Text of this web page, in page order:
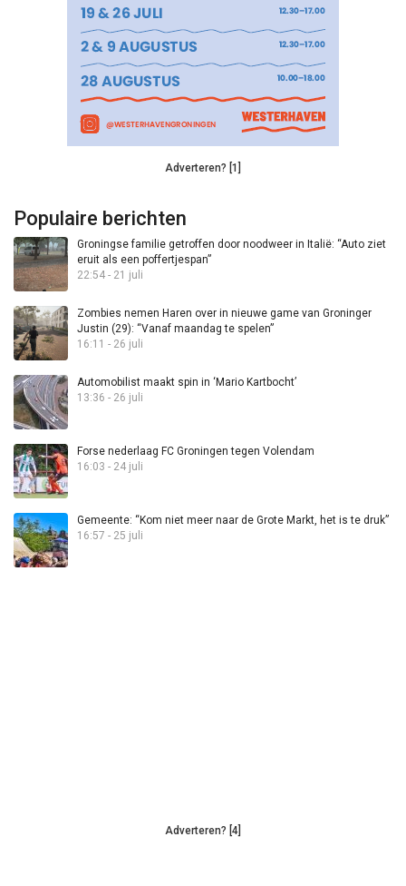
Adverteren? [1]
Populaire berichten
Groningse familie getroffen door noodweer in Italië: “Auto ziet
eruit als een poffertjespan”
22:54 - 21 juli
Zombies nemen Haren over in nieuwe game van Groninger
Justin (29): “Vanaf maandag te spelen”
16:11 - 26 juli
Automobilist maakt spin in ‘Mario Kartbocht’
13:36 - 26 juli
Forse nederlaag FC Groningen tegen Volendam
16:03 - 24 juli
Gemeente: “Kom niet meer naar de Grote Markt, het is te druk”
16:57 - 25 juli
Adverteren? [4]